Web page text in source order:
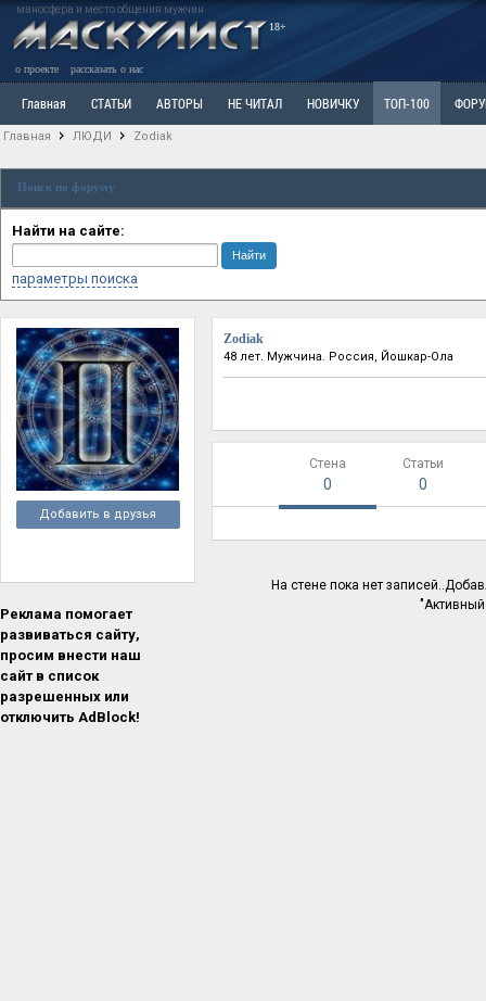
маносфера и место общения мужчин
18+
о проекте рассказать о нас
Главная СТАТЬИ АВТОРЫ НЕ ЧИТАЛ НОВИЧКУ ТОП-100
Ветка: Расстаюсь или Развожусь. САНЧАС
РАЗДЕЛ: Разное
Главная ЛЮДИ Zodiak
Поиск по форуму
Найти на сайте:
параметры поиска
Добавить в друзья
Реклама помогает
развиваться сайту,
просим внести наш
сайт в список
разрешенных или
отключить AdBlock!
Zodiak
48 лет. Мужчина. Россия, Йошкар-Ола
Стена
0
Статьи
0
На стене пока нет
"Активный